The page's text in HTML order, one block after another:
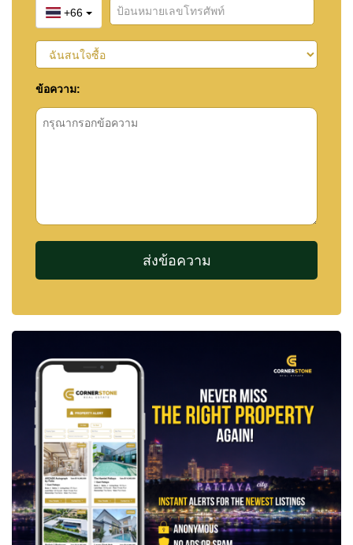
+66
ข้อความ: